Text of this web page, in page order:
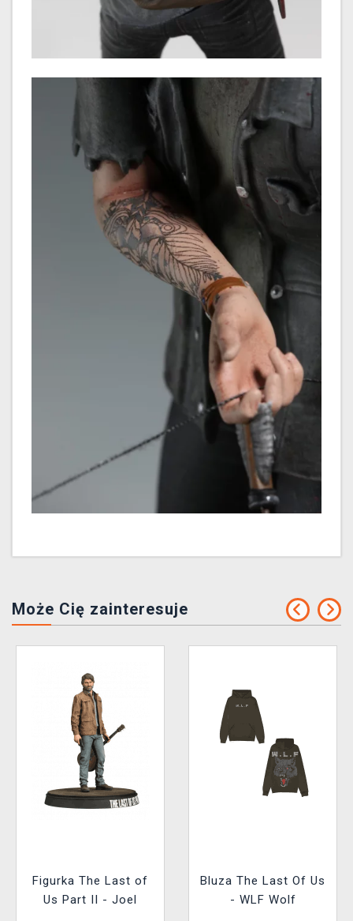
Może Cię zainteresuje
Figurka The Last of
Us Part II - Joel
Bluza The Last Of Us
- WLF Wolf